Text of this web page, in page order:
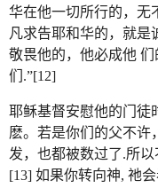
华在他一切所行的，无
凡求告耶和华的，就是
敬畏他的，他必成他
们.”[12]
耶稣基督安慰他的门徒
麽。若是你们的父不许
发，也都被数过了.所
[13] 如果你转向神, 祂